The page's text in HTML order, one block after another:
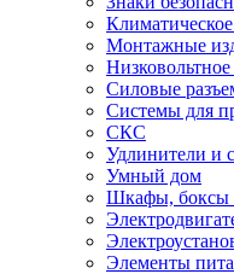
Монтажные
Силовые
Системы для
СКС
Удлинители и
Умный дом
Шкафы, боксы
Элементы